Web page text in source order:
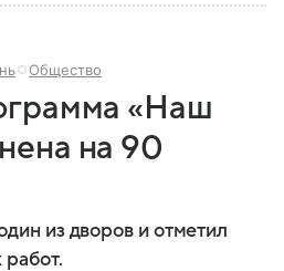
Общество
«Наш
на 90
из дворов и отметил